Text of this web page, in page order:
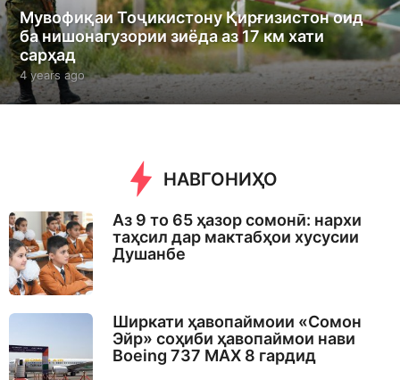
Мувофиқаи Тоҷикистону Қирғизистон оид
ба нишонагузории зиёда аз 17 км хати
сарҳад
4 years ago4
y
e
o
НАВГОНИҲО
Аз 9 то 65 ҳазор сомонӣ: нархи
таҳсил дар мактабҳои хусусии
Душанбе
Ширкати ҳавопаймоии «Сомон
Эйр» соҳиби ҳавопаймои нави
Boeing 737 MAX 8 гардид